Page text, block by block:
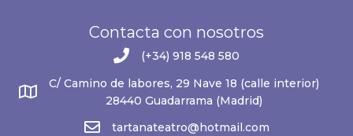
Contacta con nosotros
(+34) 918 548 580
C/ Camino de labores, 29 Nave 18 (calle interior)
28440 Guadarrama (Madrid)
tartanateatro@hotmail.com